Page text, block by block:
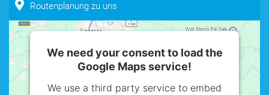
Routenplanung zu uns
We need your consent to load the
Google Maps service!
We use a third party service to embed